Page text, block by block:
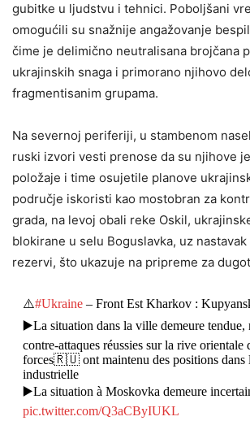
gubitke u ljudstvu i tehnici. Poboljšani
omogućili su snažnije angažovanje
čime je delimično neutralisana brojčana
ukrajinskih snaga i primorano njihovo
fragmentisanim grupama.
Na severnoj periferiji, u stambenom
ruski izvori vesti prenose da su njihove
položaje i time osujetile planove
područje iskoristi kao mostobran za
grada, na levoj obali reke Oskil,
blokirane u selu Boguslavka, uz
rezervi, što ukazuje na pripreme za
⚠️#Ukraine– Front Est Kharkov :
▶️La situation dans la ville demeure tendue,
contre-attaques réussies sur la rive orientale
forces🇷🇺 ont maintenu des positions dans
industrielle
▶️La situation à Moskovka demeure
pic.twitter.com/Q3aCByIUKL